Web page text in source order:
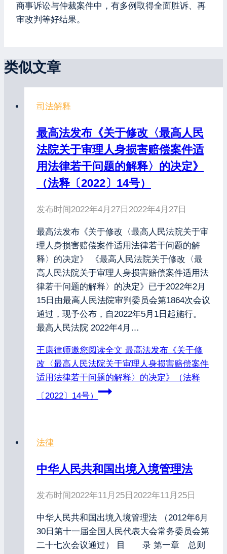
商事诉讼与仲裁案件中，有多例取得全面胜诉、再
审改判等好结果。
类似文章
司法解释
最高法发布《关于修改〈最高人民
法院关于审理人身损害赔偿案件适
用法律若干问题的解释〉的决定》
（法释〔2022〕14号）
发布时间2022年4月27日 2022年4月27日
最高法发布《关于修改〈最高人民法院关于审
理人身损害赔偿案件适用法律若干问题的解
释〉的决定》 《最高人民法院关于修改〈最
高人民法院关于审理人身损害赔偿案件适用法
律若干问题的解释〉的决定》已于2022年2月
15日由最高人民法院审判委员会第1864次会议
通过，现予公布，自2022年5月1日起施行。
最高人民法院 2022年4月…
王康律师邀您阅读全文 最高法发布《关于修
改〈最高人民法院关于审理人身损害赔偿案件
适用法律若干问题的解释〉的决定》（法释
〔2022〕14号）
法律
中华人民共和国出境入境管理法
发布时间2022年11月25日 2022年11月25日
中华人民共和国出境入境管理法 （2012年6月
30日第十一届全国人民代表大会常务委员会第
二十七次会议通过） 目 录 第一章 总则